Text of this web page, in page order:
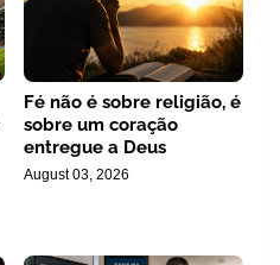
Fé não é sobre religião, é
sobre um coração
entregue a Deus
August 03, 2026